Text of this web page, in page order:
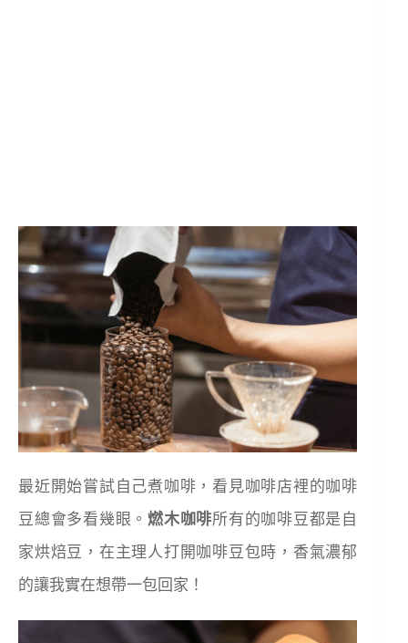
最近開始嘗試自己煮咖啡，看見咖啡店裡的咖啡
豆總會多看幾眼。燃木咖啡所有的咖啡豆都是自
家烘焙豆，在主理人打開咖啡豆包時，香氣濃郁
的讓我實在想帶一包回家！